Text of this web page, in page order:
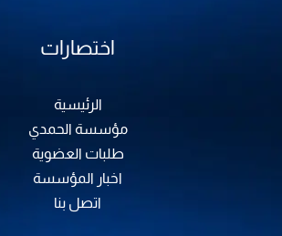
اختصارات
الرئيسية
مؤسسة الحمدي
طلبات العضوية
اخبار المؤسسة
اتصل بنا